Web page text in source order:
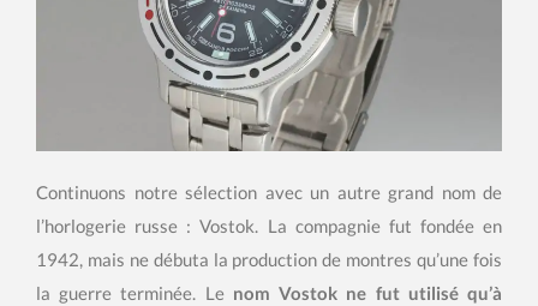
Continuons notre sélection avec un autre grand nom de
l’horlogerie russe : Vostok. La compagnie fut fondée en
1942, mais ne débuta la production de montres qu’une fois
la guerre terminée. Le nom Vostok ne fut utilisé qu’à